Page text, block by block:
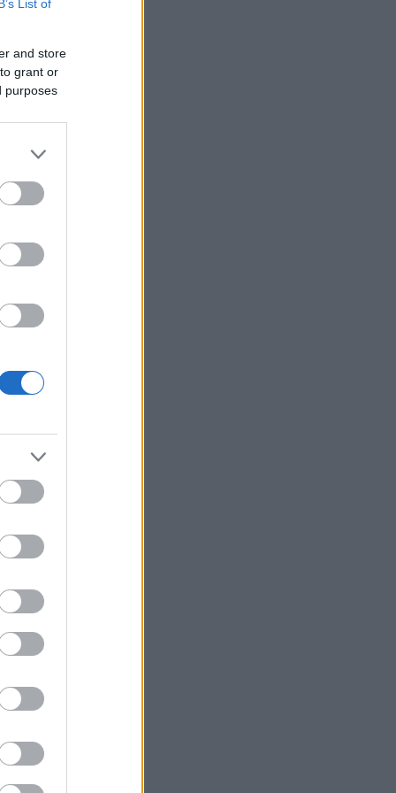
List of
and store
grant or
purposes
22 år
en
18,
ble